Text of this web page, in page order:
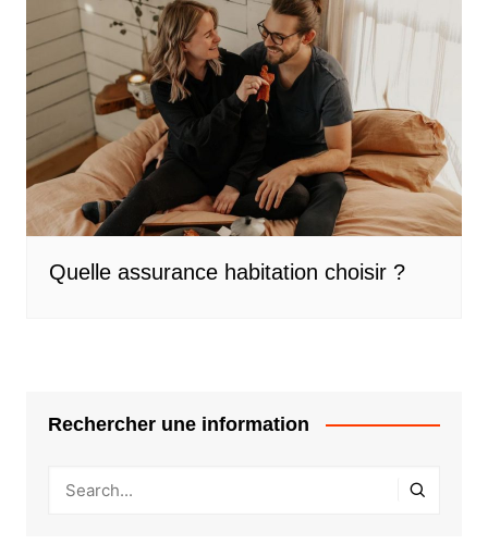
Quelle assurance habitation choisir ?
Rechercher une information